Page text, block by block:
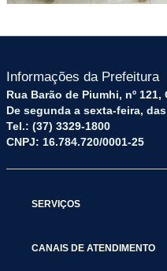
Informações da Prefeitura
Rua Barão de Piumhi, nº 121,
De segunda a sexta-feira,
Tel.: (37) 3329-1800
CNPJ: 16.784.720/0001-25
SERVIÇOS
CANAIS DE ATENDIMENTO